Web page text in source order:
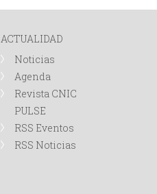
ACTUALIDAD
Noticias
Agenda
Revista CNIC
PULSE
RSS Eventos
RSS Noticias